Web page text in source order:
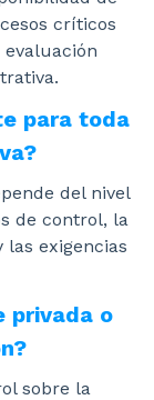
críticos
para toda
del nivel
de control, la
las exigencias
privada o
sobre la